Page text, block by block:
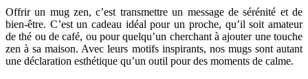
Offrir un mug zen, c’est transmettre un message de sérénité et de
bien-être. C’est un cadeau idéal pour un proche, qu’il soit amateur
de thé ou de café, ou pour quelqu’un cherchant à ajouter une touche
zen à sa maison. Avec leurs motifs inspirants, nos mugs sont autant
une déclaration esthétique qu’un outil pour des moments de calme.